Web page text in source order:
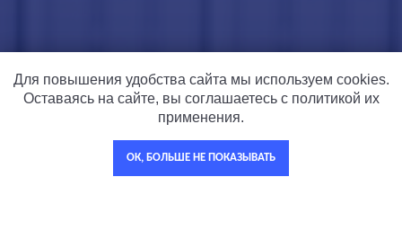
Для повышения удобства сайта мы используем cookies.
Оставаясь на сайте, вы соглашаетесь с политикой их
применения.
ОК, БОЛЬШЕ НЕ ПОКАЗЫВАТЬ